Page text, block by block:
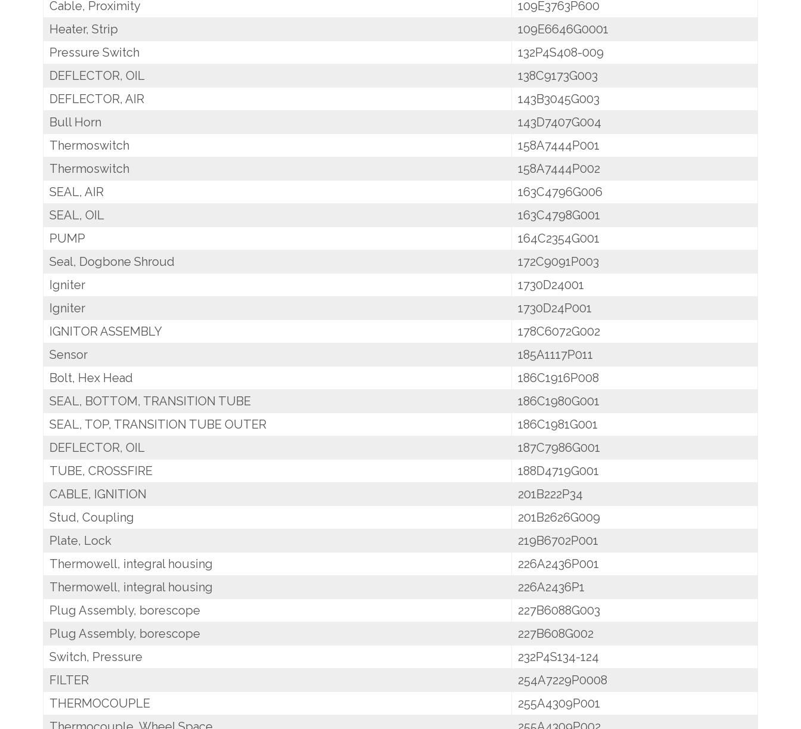
Cable, Proximity
109E3763P600
Heater, Strip
109E6646G0001
Pressure Switch
132P4S408-009
DEFLECTOR, OIL
138C9173G003
DEFLECTOR, AIR
143B3045G003
Bull Horn
143D7407G004
Thermoswitch
158A7444P001
Thermoswitch
158A7444P002
SEAL, AIR
163C4796G006
SEAL, OIL
163C4798G001
PUMP
164C2354G001
Seal, Dogbone Shroud
172C9091P003
Igniter
1730D24001
Igniter
1730D24P001
IGNITOR ASSEMBLY
178C6072G002
Sensor
185A1117P011
Bolt, Hex Head
186C1916P008
SEAL, BOTTOM, TRANSITION TUBE
186C1980G001
SEAL, TOP, TRANSITION TUBE OUTER
186C1981G001
DEFLECTOR, OIL
187C7986G001
TUBE, CROSSFIRE
188D4719G001
CABLE, IGNITION
201B222P34
Stud, Coupling
201B2626G009
Plate, Lock
219B6702P001
Thermowell, integral housing
226A2436P001
Thermowell, integral housing
226A2436P1
Plug Assembly, borescope
227B6088G003
Plug Assembly, borescope
227B608G002
Switch, Pressure
232P4S134-124
FILTER
254A7229P0008
THERMOCOUPLE
255A4309P001